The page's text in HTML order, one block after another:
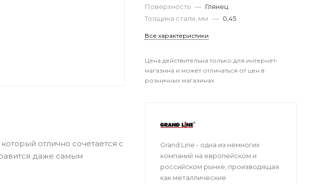
отлично сочетается с
даже самым
Поверхность — Глянец
Толщина стали, мм — 0,45
Все характеристики
Цена действительна только для интернет-
магазина и может отличаться от цен в
розничных магазинах
Grand Line - одна из немногих
компаний на европейском и
российском рынке, производящая
как металлические